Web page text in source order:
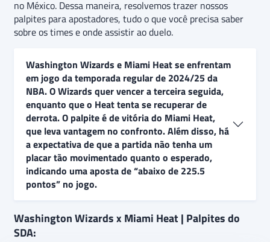
no México. Dessa maneira, resolvemos trazer nossos
palpites para apostadores, tudo o que você precisa saber
sobre os times e onde assistir ao duelo.
Washington Wizards e Miami Heat se enfrentam
em jogo da temporada regular de 2024/25 da
NBA. O Wizards quer vencer a terceira seguida,
enquanto que o Heat tenta se recuperar de
derrota. O palpite é de vitória do Miami Heat,
que leva vantagem no confronto. Além disso, há
a expectativa de que a partida não tenha um
placar tão movimentado quanto o esperado,
indicando uma aposta de “abaixo de 225.5
pontos” no jogo.
Washington Wizards e Miami Heat se enfrentam pela
NBA, sem grandes objetivos. O Time A, vencedor do
Washington Wizards x Miami Heat | Palpites do
SDA: